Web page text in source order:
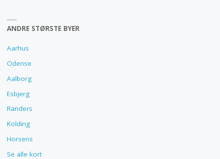
ANDRE STØRSTE BYER
Aarhus
Odense
Aalborg
Esbjerg
Randers
Kolding
Horsens
Se alle kort